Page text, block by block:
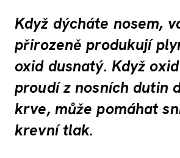
Když dýcháte nosem,
přirozeně produkují
oxid dusnatý. Když
proudí z nosních dutin
krve, může pomáhat
krevní tlak.